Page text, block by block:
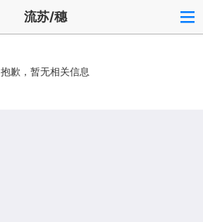
流苏/穗
抱歉，暂无相关信息